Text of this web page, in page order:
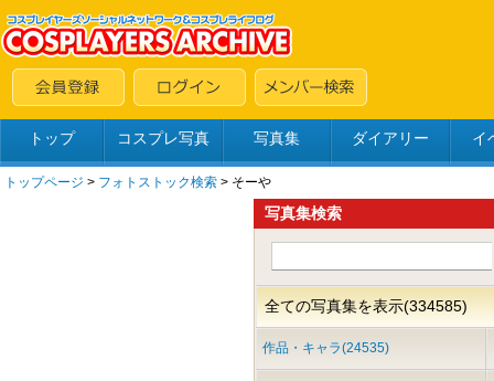
トップ コスプレ写真 写真集 ダイアリー イ
トップページ > フォトストック検索 > そーや
写真集検索
全ての写真集を表示(334585)
作品・キャラ(24535)